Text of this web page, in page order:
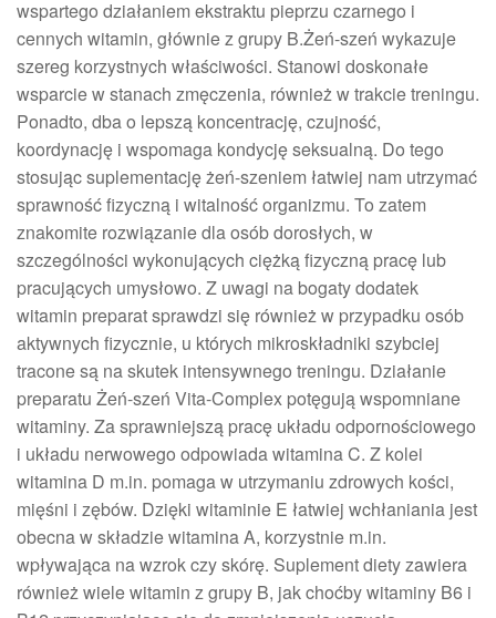
wspartego działaniem ekstraktu pieprzu czarnego i
cennych witamin, głównie z grupy B.Żeń-szeń wykazuje
szereg korzystnych właściwości. Stanowi doskonałe
wsparcie w stanach zmęczenia, również w trakcie treningu.
Ponadto, dba o lepszą koncentrację, czujność,
koordynację i wspomaga kondycję seksualną. Do tego
stosując suplementację żeń-szeniem łatwiej nam utrzymać
sprawność fizyczną i witalność organizmu. To zatem
znakomite rozwiązanie dla osób dorosłych, w
szczególności wykonujących ciężką fizyczną pracę lub
pracujących umysłowo. Z uwagi na bogaty dodatek
witamin preparat sprawdzi się również w przypadku osób
aktywnych fizycznie, u których mikroskładniki szybciej
tracone są na skutek intensywnego treningu. Działanie
preparatu Żeń-szeń Vita-Complex potęgują wspomniane
witaminy. Za sprawniejszą pracę układu odpornościowego
i układu nerwowego odpowiada witamina C. Z kolei
witamina D m.in. pomaga w utrzymaniu zdrowych kości,
mięśni i zębów. Dzięki witaminie E łatwiej wchłaniania jest
obecna w składzie witamina A, korzystnie m.in.
wpływająca na wzrok czy skórę. Suplement diety zawiera
również wiele witamin z grupy B, jak choćby witaminy B6 i